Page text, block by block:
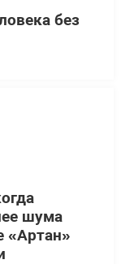
без
шума
«Артан»